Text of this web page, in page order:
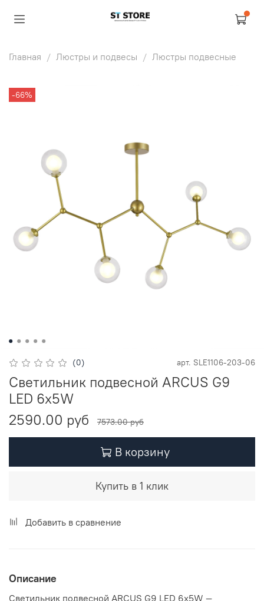
Главная Люстры и подвесы Люстры подвесные
-66%
(0) арт. SLE1106-203-06
Светильник подвесной ARCUS G9
LED 6х5W
2590.00 руб
7573.00 руб
В корзину
Купить в 1 клик
Добавить в сравнение
Описание
Светильник подвесной ARCUS G9 LED 6х5W —